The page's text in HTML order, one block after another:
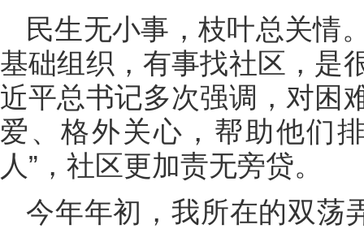
民生无小事，枝叶总关情
基础组织，有事找社区，是
近平总书记多次强调，对困
爱、格外关心，帮助他们
人”，社区更加责无旁贷。
今年年初，我所在的双荡